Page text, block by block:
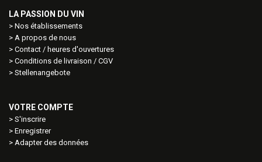
LA PASSION DU VIN
Nos établissements
A propos de nous
Contact / heures d'ouvertures
Conditions de livraison / CGV
Stellenangebote
VOTRE COMPTE
S'inscrire
Enregistrer
Adapter des données